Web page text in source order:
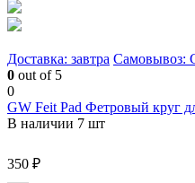
Доставка: завтра Самовывоз:
0 out of 5
0
GW Feit Pad Фетровый круг
В наличии 7 шт
350 ₽